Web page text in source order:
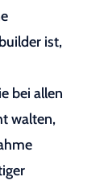
ist,
bei allen
walten,